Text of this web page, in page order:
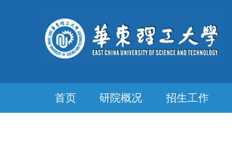
首页 研院概况 招生工作